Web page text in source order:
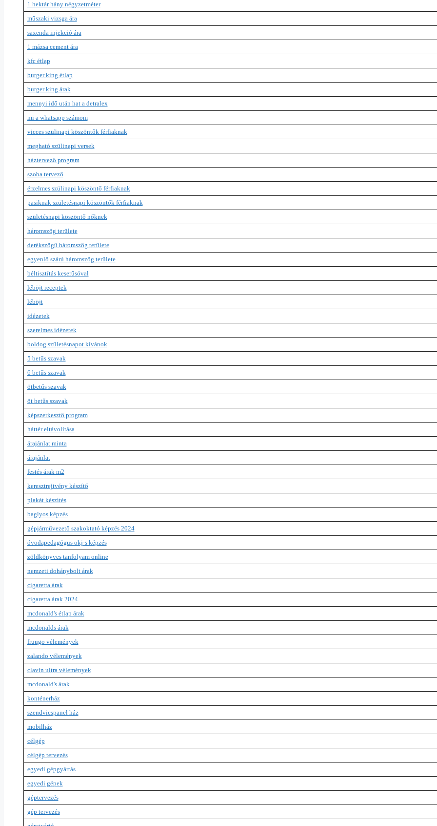
1 hektár hány négyzetméter
műszaki vizsga ára
saxenda injekció ára
1 mázsa cement ára
kfc étlap
burger king étlap
burger king árak
mennyi idő után hat a detralex
mi a whatsapp számom
vicces szülinapi köszöntők férfiaknak
megható szülinapi versek
háztervező program
szoba tervező
érzelmes szülinapi köszöntő férfiaknak
pasiknak születésnapi köszöntők férfiaknak
születésnapi köszöntő nőknek
háromszög területe
derékszögű háromszög területe
egyenlő szárú háromszög területe
béltisztítás keserűsóval
léböjt receptek
léböjt
idézetek
szerelmes idézetek
boldog születésnapot kívánok
5 betűs szavak
6 betűs szavak
ötbetűs szavak
öt betűs szavak
képszerkesztő program
háttér eltávolítása
árajánlat minta
árajánlat
festés árak m2
keresztrejtvény készítő
plakát készítés
baglyos képzés
gépjárművezető szakoktató képzés 2024
óvodapedagógus okj-s képzés
zöldkönyves tanfolyam online
nemzeti dohánybolt árak
cigaretta árak
cigaretta árak 2024
mcdonald's étlap árak
mcdonalds árak
fruugo vélemények
zalando vélemények
clavin ultra vélemények
mcdonald's árak
konténerház
szendvicspanel ház
mobilház
célgép
célgép tervezés
egyedi gépgyártás
egyedi gépek
géptervezés
gép tervezés